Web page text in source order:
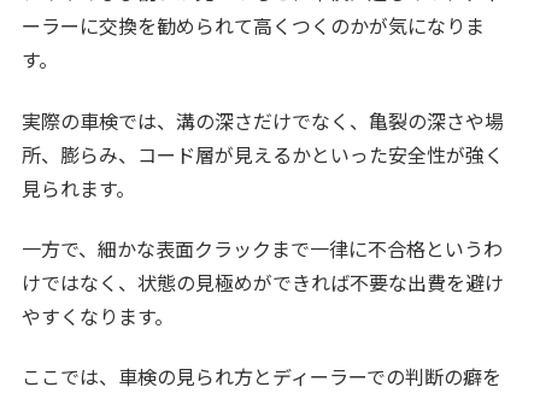
ーラーに交換を勧められて高くつくのかが気になりま
す。
実際の車検では、溝の深さだけでなく、亀裂の深さや場
所、膨らみ、コード層が見えるかといった安全性が強く
見られます。
一方で、細かな表面クラックまで一律に不合格というわ
けではなく、状態の見極めができれば不要な出費を避け
やすくなります。
ここでは、車検の見られ方とディーラーでの判断の癖を